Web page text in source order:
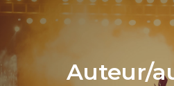
Auteur/